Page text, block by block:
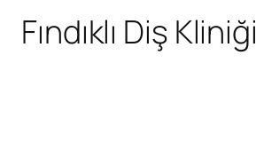
Fındıklı Diş Kliniği